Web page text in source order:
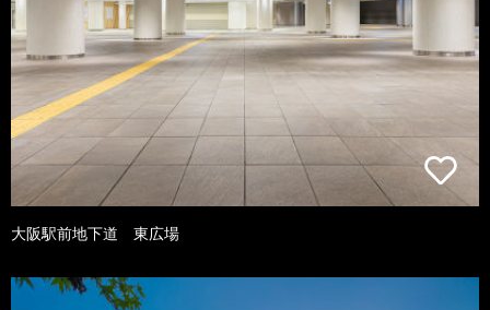
大阪駅前地下道 東広場